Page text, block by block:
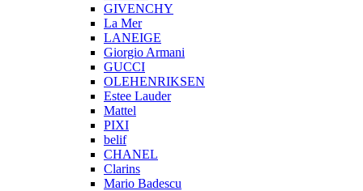
GIVENCHY
La Mer
LANEIGE
Giorgio Armani
GUCCI
OLEHENRIKSEN
Estee Lauder
Mattel
PIXI
belif
CHANEL
Clarins
Mario Badescu